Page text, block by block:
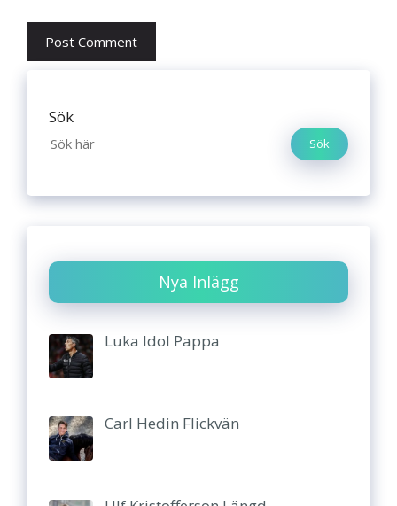
Sök
Sök
Nya Inlägg
Luka Idol Pappa
Carl Hedin Flickvän